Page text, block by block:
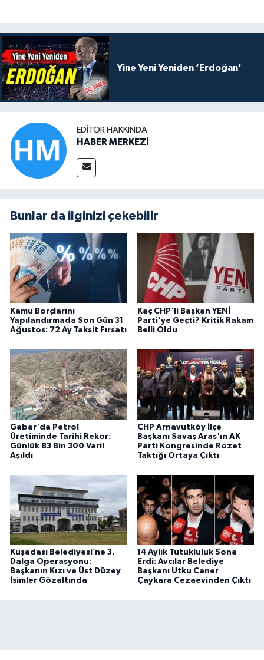
Yine Yeni Yeniden ‘Erdoğan'
EDITÖR HAKKINDA
HABER MERKEZİ
Bunlar da ilginizi çekebilir
Kamu Borçlarını
Yapılandırmada Son Gün 31
Ağustos: 72 Ay Taksit Fırsatı
Kaç CHP'li Başkan YENİ
Parti'ye Geçti? Kritik Rakam
Belli Oldu
Gabar'da Petrol
Üretiminde Tarihi Rekor:
Günlük 83 Bin 300 Varil
Aşıldı
CHP Arnavutköy İlçe
Başkanı Savaş Aras'ın AK
Parti Kongresinde Rozet
Taktığı Ortaya Çıktı
Kuşadası Belediyesi’ne 3.
Dalga Operasyonu:
Başkanın Kızı ve Üst Düzey
İsimler Gözaltında
14 Aylık Tutukluluk Sona
Erdi: Avcılar Belediye
Başkanı Utku Caner
Çaykara Cezaevinden Çıktı